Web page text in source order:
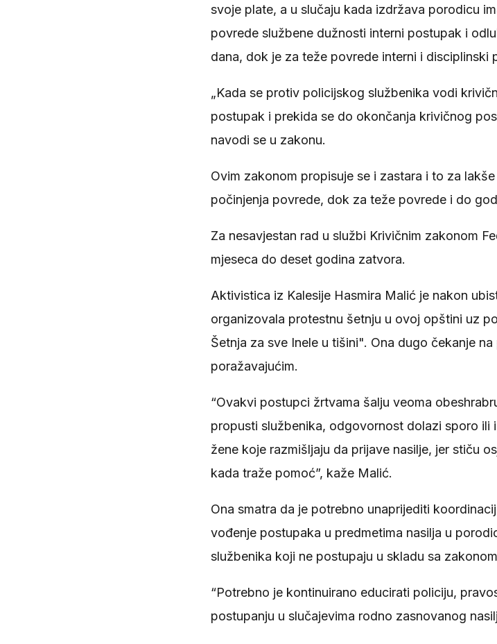
svoje plate, a u slučaju kada izdržava porodicu
povrede službene dužnosti interni postupak i
dana, dok je za teže povrede interni i disciplinski
„Kada se protiv policijskog službenika vodi
postupak i prekida se do okončanja krivičnog
navodi se u zakonu.
Ovim zakonom propisuje se i zastara i to za
počinjenja povrede, dok za teže povrede i do
Za nesavjestan rad u službi Krivičnim zakonom
mjeseca do deset godina zatvora.
Aktivistica iz Kalesije Hasmira Malić je nakon
organizovala protestnu šetnju u ovoj opštini uz
Šetnja za sve Inele u tišini". Ona dugo čekanje
poražavajućim.
“Ovakvi postupci žrtvama šalju veoma
propusti službenika, odgovornost dolazi sporo ili
žene koje razmišljaju da prijave nasilje, jer stiču
kada traže pomoć”, kaže Malić.
Ona smatra da je potrebno unaprijediti
vođenje postupaka u predmetima nasilja u
službenika koji ne postupaju u skladu sa
“Potrebno je kontinuirano educirati policiju,
postupanju u slučajevima rodno zasnovanog